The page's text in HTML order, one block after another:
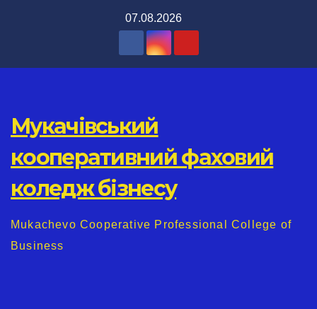
07.08.2026
Мукачівський
кооперативний фаховий
коледж бізнесу
Mukachevo Cooperative Professional College of
Business